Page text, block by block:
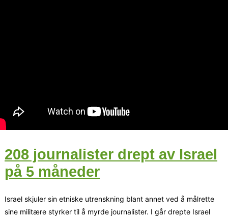
208 journalister drept av Israel
på 5 måneder
Israel skjuler sin etniske utrenskning blant annet ved å målrette
sine militære styrker til å myrde journalister. I går drepte Israel